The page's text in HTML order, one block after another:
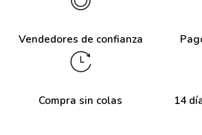
Vendedores de confianza
Compra sin colas 14